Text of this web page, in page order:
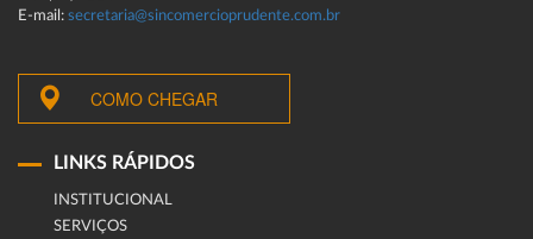
E-mail: secretaria@sincomercioprudente.com.br
COMO CHEGAR
LINKS RÁPIDOS
INSTITUCIONAL
SERVIÇOS